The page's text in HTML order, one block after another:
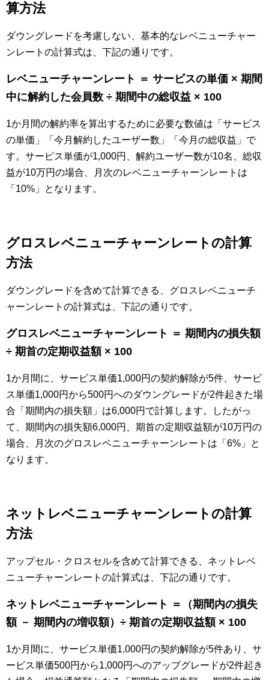
算方法
ダウングレードを考慮しない、基本的なレベニューチャー
ンレートの計算式は、下記の通りです。
レベニューチャーンレート ＝ サービスの単価 × 期間
中に解約した会員数 ÷ 期間中の総収益 × 100
1か月間の解約率を算出するために必要な数値は「サービス
の単価」「今月解約したユーザー数」「今月の総収益」で
す。サービス単価が1,000円、解約ユーザー数が10名、総収
益が10万円の場合、月次のレベニューチャーンレートは
「10%」となります。
グロスレベニューチャーンレートの計算
方法
ダウングレードを含めて計算できる、グロスレベニューチ
ャーンレートの計算式は、下記の通りです。
グロスレベニューチャーンレート ＝ 期間内の損失額
÷ 期首の定期収益額 × 100
1か月間に、サービス単価1,000円の契約解除が5件、サービ
ス単価1,000円から500円へのダウングレードが2件起きた場
合「期間内の損失額」は6,000円で計算します。したがっ
て、期間内の損失額6,000円、期首の定期収益額が10万円の
場合、月次のグロスレベニューチャーンレートは「6%」と
なります。
ネットレベニューチャーンレートの計算
方法
アップセル・クロスセルを含めて計算できる、ネットレベ
ニューチャーンレートの計算式は、下記の通りです。
ネットレベニューチャーンレート ＝（期間内の損失
額 － 期間内の増収額）÷ 期首の定期収益額 × 100
1か月間に、サービス単価1,000円の契約解除が5件あり、サ
ービス単価500円から1,000円へのアップグレードが2件起き